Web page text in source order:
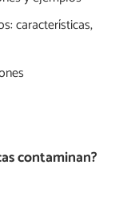
características,
contaminan?